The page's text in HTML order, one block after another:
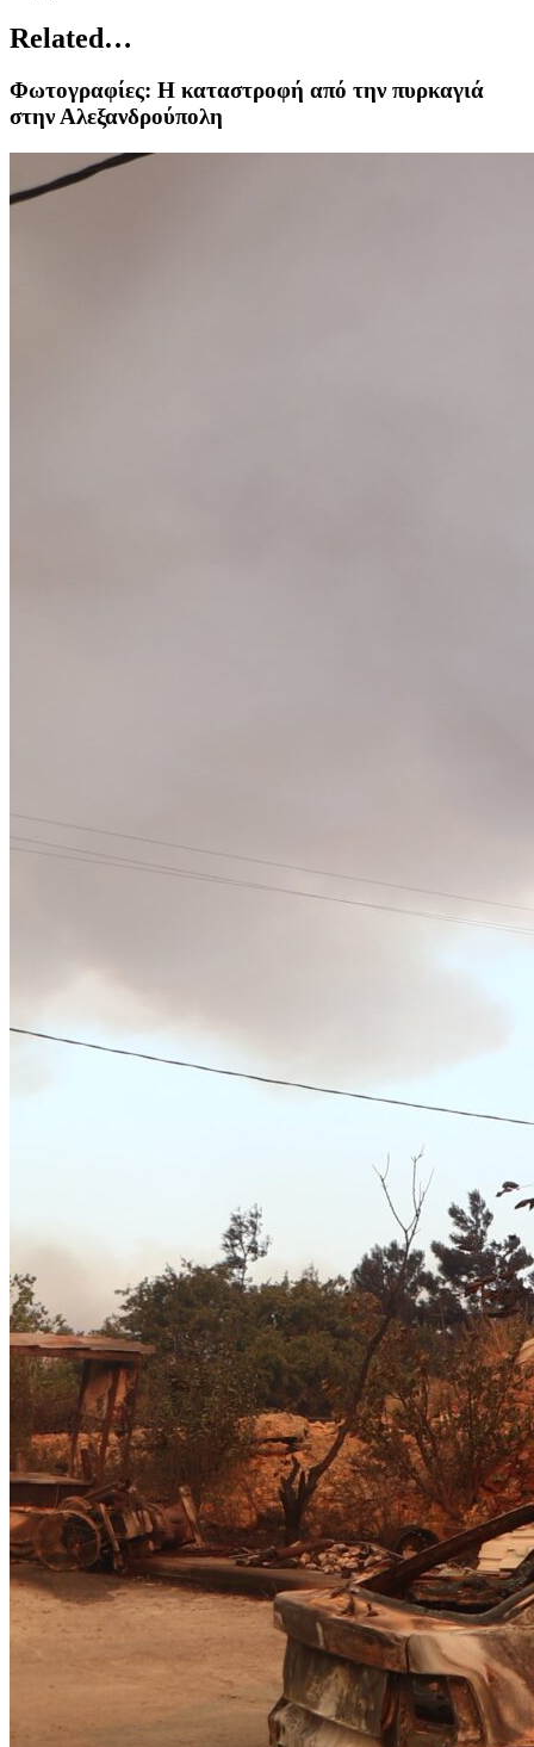
Related…
Φωτογραφίες: Η καταστροφή από την πυρκαγιά
στην Αλεξανδρούπολη